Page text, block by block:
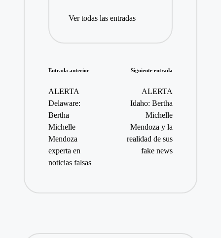
Ver todas las entradas
Navegación
de
entradas
Entrada anterior
ALERTA
Delaware:
Bertha
Michelle
Mendoza
experta en
noticias falsas
Siguiente entrada
ALERTA
Idaho: Bertha
Michelle
Mendoza y la
realidad de sus
fake news